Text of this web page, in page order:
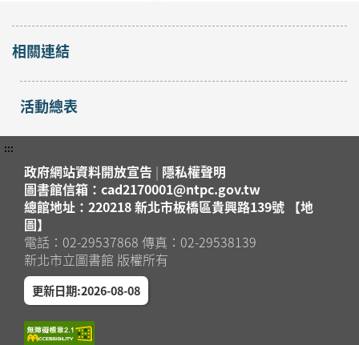
相關連結
活動總表
:::
政府網站資料開放宣告 | 隱私權聲明
圖書館信箱：cad2170001@ntpc.gov.tw
總館地址：220218 新北市板橋區貴興路139號 【地
圖】
電話：02-29537868 傳真：02-29538139
新北市立圖書館 版權所有
更新日期:2026-08-08